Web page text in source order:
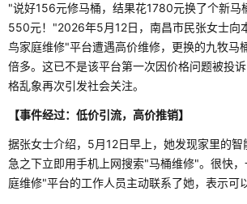
"说好156元修马桶，结果花1780元换了个新马
550元！"2026年5月12日，南昌市民张女士向
鸟家庭维修"平台遭遇高价维修，更换的九牧马
倍多。这已不是该平台第一次因价格问题被投
格乱象再次引发社会关注。
【事件经过：低价引流，高价推销】
据张女士介绍，5月12日早上，她发现家里的智
急之下立即用手机上网搜索"马桶维修"。很快
庭维修"平台的工作人员主动联系了她，表示可